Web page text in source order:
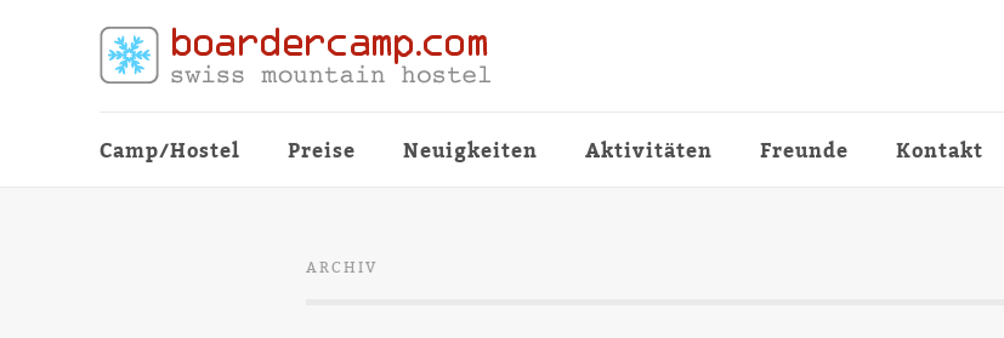
Camp/Hostel Preise Neuigkeiten Aktivitäten Freunde Kontakt
ARCHIV